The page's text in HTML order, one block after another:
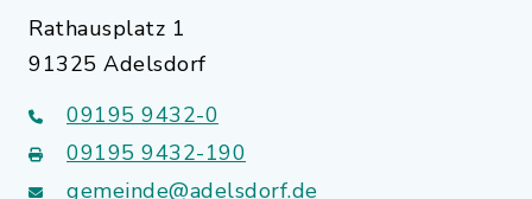
Rathausplatz 1
91325 Adelsdorf
09195 9432-0
09195 9432-190
gemeinde@adelsdorf.de